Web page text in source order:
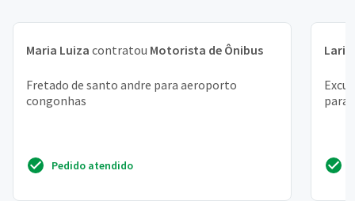
Maria Luiza contratou Motorista de Ônibus
Fretado de santo andre para aeroporto
congonhas
Pedido atendido